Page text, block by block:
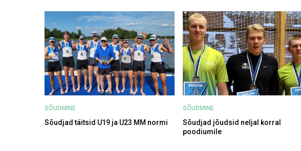
SÕUDMINE
Sõudjad täitsid U19 ja U23 MM normi
SÕUDMINE
Sõudjad jõudsid neljal korral
poodiumile